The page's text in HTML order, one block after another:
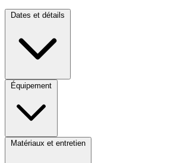
Dates et détails
Équipement
Matériaux et entretien